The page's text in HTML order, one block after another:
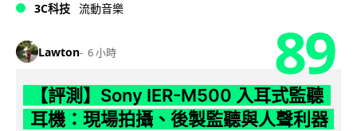
3C科技 流動音樂
Lawton 6 小時 89
【評測】Sony IER-M500 入耳式監聽
耳機：現場拍攝、後製監聽與人聲利器